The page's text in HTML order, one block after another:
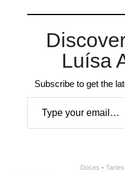
Luísa
Subscribe to get the
Type your email…
Doces • Tartes